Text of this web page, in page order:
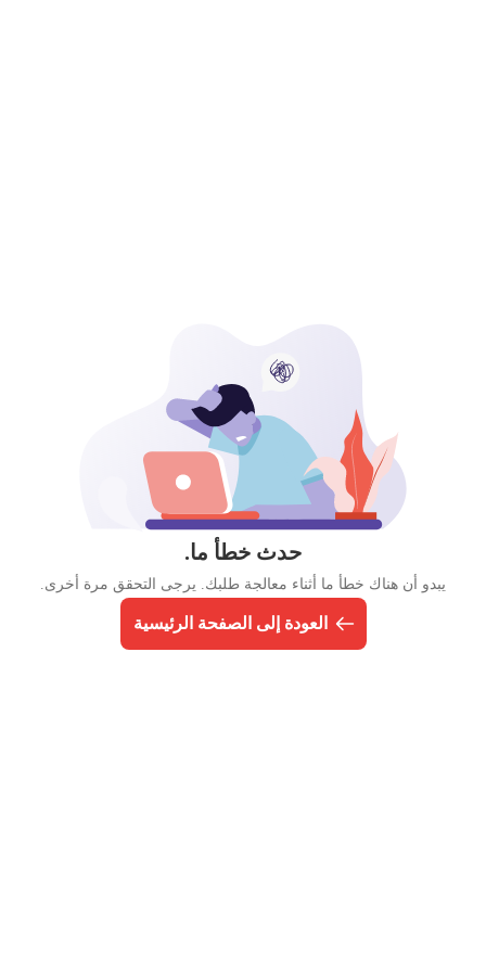
حدث خطأ ما.
يبدو أن هناك خطأ ما أثناء معالجة طلبك. يرجى التحقق مرة أخرى.
العودة إلى الصفحة الرئيسية